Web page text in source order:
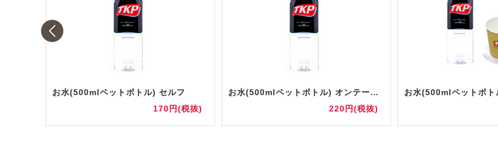
お水(500mlペットボトル) セルフ
170円(税抜)
お水(500mlペットボトル) オンテーブル
220円(税抜)